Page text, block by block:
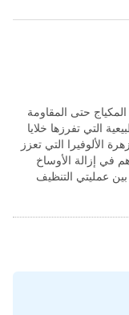
حتى المقاومة
التي تفرزها خلايا
الألوفيرا التي تعزز
في إزالة الأوساخ
عمليتي التنظيف